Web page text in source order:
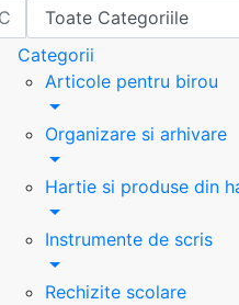
Categorii
Articole pentru birou
Organizare si arhivare
Hartie si produse din
Instrumente de scris
Rechizite scolare